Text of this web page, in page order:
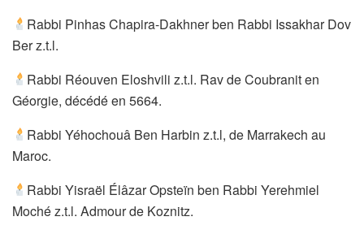
Rabbi Pinhas Chapira-Dakhner ben Rabbi Issakhar Dov
Ber z.t.l.
Rabbi Réouven Eloshvili z.t.l. Rav de Coubranit en
Géorgie, décédé en 5664.
Rabbi Yéhochouâ Ben Harbin z.t.l, de Marrakech au
Maroc.
Rabbi Yisraël Élâzar Opsteïn ben Rabbi Yerehmiel
Moché z.t.l. Admour de Koznitz.